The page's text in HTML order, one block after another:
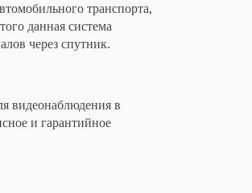
транспорта,
данная система
через спутник.
видеонаблюдения в
и гарантийное